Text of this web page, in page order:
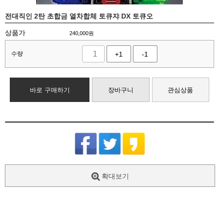
전대직인 2탄 초합금 열차합체 토큐쟈 DX 토큐오
상품가 240,000원
수량 +1 -1
바로 구매하기 장바구니 관심상품
확대보기